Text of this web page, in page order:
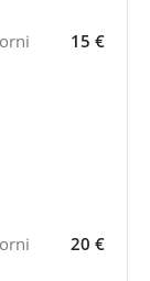
15 €
20 €